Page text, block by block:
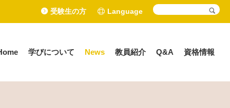
受験生の方 Language
学びについて News 教員紹介 Q&A 資格情報